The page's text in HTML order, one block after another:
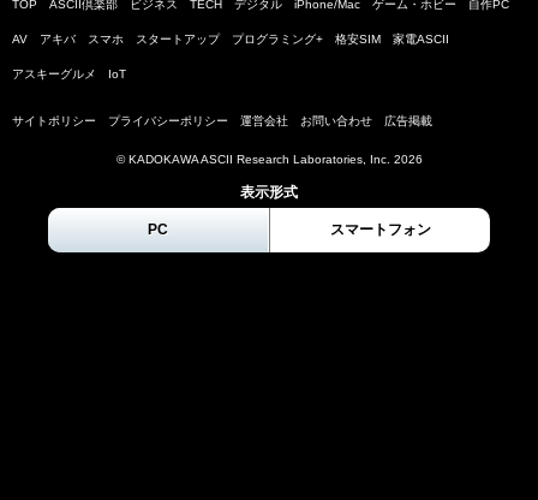
TOP ASCII倶楽部 ビジネス TECH デジタル iPhone/Mac ゲーム・ホビー 自作PC
AV アキバ スマホ スタートアップ プログラミング+ 格安SIM 家電ASCII
アスキーグルメ IoT
サイトポリシー プライバシーポリシー 運営会社 お問い合わせ 広告掲載
© KADOKAWA ASCII Research Laboratories, Inc. 2026
表示形式
PC スマートフォン